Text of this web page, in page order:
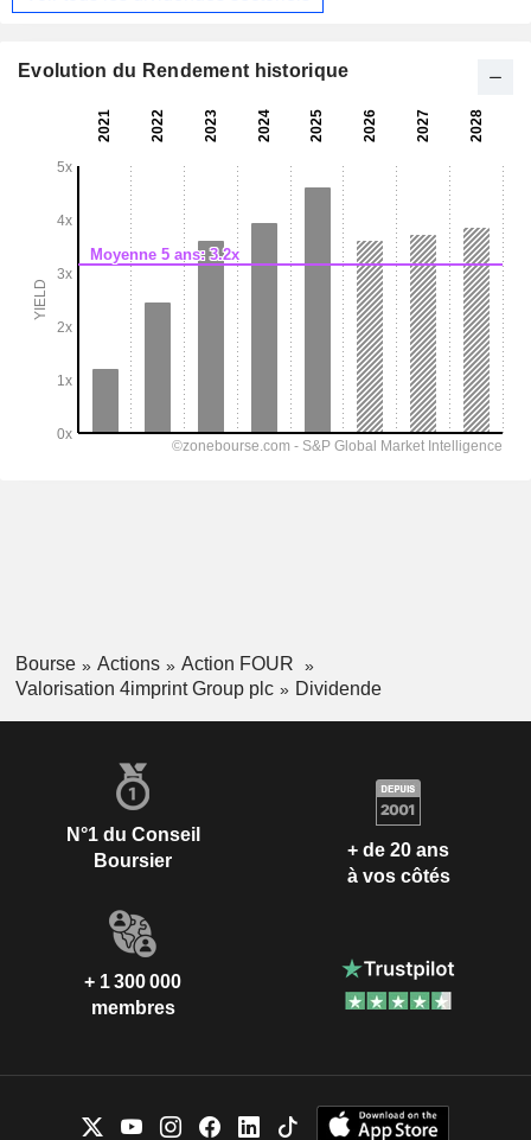
Evolution du Rendement historique
Bourse Actions
Action FOUR
Valorisation 4imprint Group plc
Dividende
N°1 du Conseil
Boursier
+ de 20 ans
à vos côtés
+ 1 300 000
membres